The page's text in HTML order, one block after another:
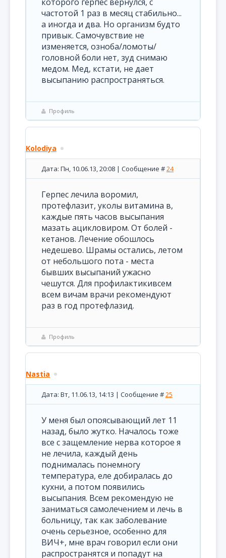
частотой 1 раз в месяц стабильно...
а иногда и два. Но организм будто
привык. Самочувствие не
изменяется, озноба/ломоты/
головной боли нет, зуд снимаю
медом. Мед, кстати, не дает
высыпанию распространяться.
Профиль
Kolodiya
Дата: Пн, 10.06.13, 20:08 | Сообщение #24
Герпес лечила воромил,
протефлазит, уколы витамина в,
каждые пять часов высыпания
мазать ацикловиром. От болей -
кетанов. Лечение обошлось
недешево. Шрамы остались, летом
от небольшого пота - места
бывших высыпаний ужасно
чешутся. Для профилактикивсем
всем вичам врачи рекомендуют
раз в год протефлазид.
Профиль
Nastia
Дата: Вт, 11.06.13, 14:13 | Сообщение #25
У меня был опоясывающий лет 11
назад, было жутко. Началось тоже
все с защемление нерва которое я
не лечила, каждый день
поднималась понемногу
температура, еле добиралась до
кухни, а потом появились
высыпания. Всем рекомендую не
заниматься самолечением и лечь в
больницу, так как заболевание
очень серьезное, особенно для
ВИЧ+, мне врач говорил если они
распространятся и попадут на